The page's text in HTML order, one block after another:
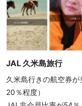
JAL 久米島旅行
久米島行きの航空券
20％程度）